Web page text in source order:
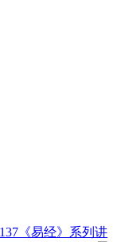
《易经》系列讲